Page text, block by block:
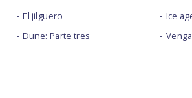
El jilguero
Dune: Parte tres
Ice